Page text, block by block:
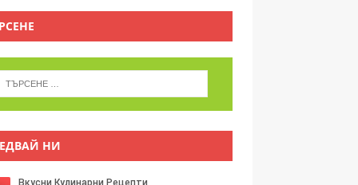
НИ